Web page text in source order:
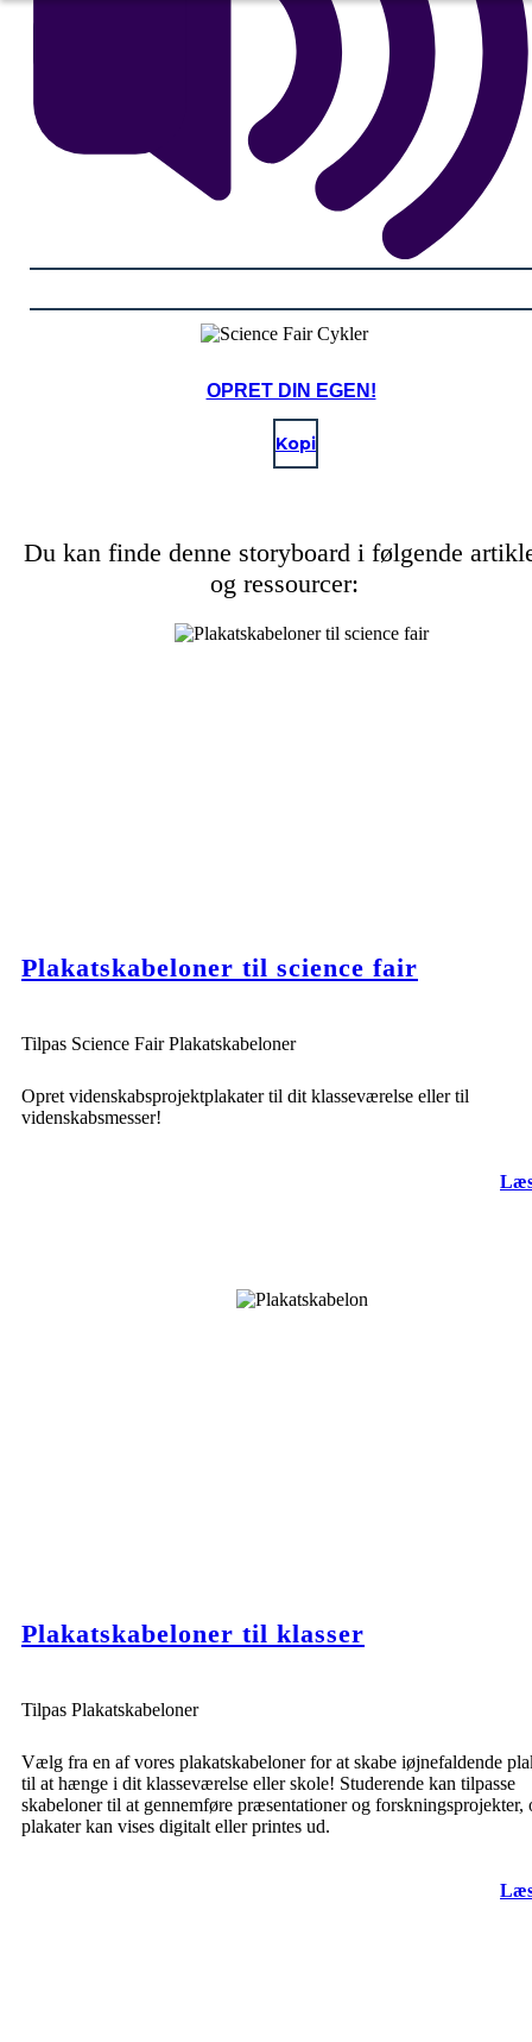
OPRET DIN EGEN!
Kopi
Du kan finde denne storyboard i følgende
og ressourcer:
Plakatskabeloner til science fair
Tilpas Science Fair Plakatskabeloner
Opret videnskabsprojektplakater til dit klasseværelse eller til
videnskabsmesser!
Plakatskabeloner til klasser
Tilpas Plakatskabeloner
Vælg fra en af vores plakatskabeloner for at skabe iøjnefaldende
til at hænge i dit klasseværelse eller skole! Studerende kan tilpasse
skabeloner til at gennemføre præsentationer og forskningsprojekter,
plakater kan vises digitalt eller printes ud.